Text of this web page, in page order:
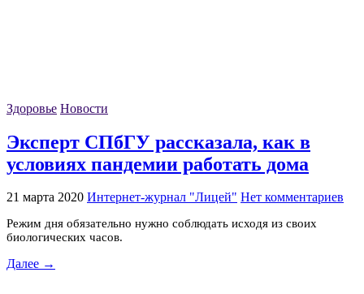
Здоровье Новости
Эксперт СПбГУ рассказала, как в
условиях пандемии работать дома
21 марта 2020 Интернет-журнал "Лицей" Нет комментариев
Режим дня обязательно нужно соблюдать исходя из своих
биологических часов.
Далее →